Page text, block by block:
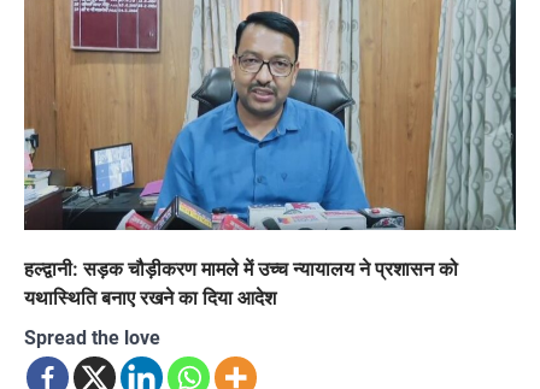
हल्द्वानी: सड़क चौड़ीकरण मामले में उच्च न्यायालय ने प्रशासन को
यथास्थिति बनाए रखने का दिया आदेश
Spread the love